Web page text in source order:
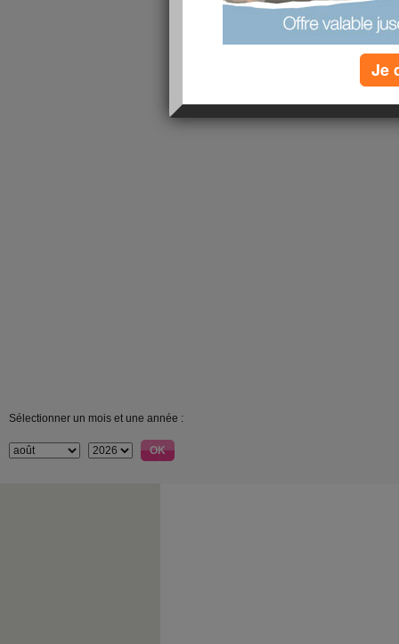
Suiv. › »
Sélectionner un mois et une année :
Je